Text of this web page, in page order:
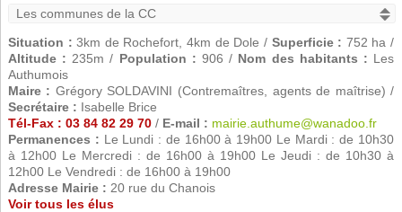
Situation : 3km de Rochefort, 4km de Dole / Superficie : 752 ha /
Altitude : 235m / Population : 906 / Nom des habitants : Les
Authumois
Maire : Grégory SOLDAVINI (Contremaîtres, agents de maîtrise) /
Secrétaire : Isabelle Brice
Tél-Fax : 03 84 82 29 70/ E-mail : mairie.authume@wanadoo.fr
Permanences : Le Lundi : de 16h00 à 19h00 Le Mardi : de 10h30
à 12h00 Le Mercredi : de 16h00 à 19h00 Le Jeudi : de 10h30 à
12h00 Le Vendredi : de 16h00 à 19h00
Adresse Mairie : 20 rue du Chanois
Voir tous les élus